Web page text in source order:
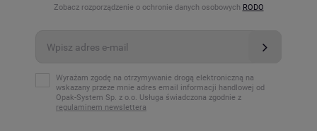
Zobacz rozporządzenie o ochronie danych osobowych RODO
Wyrażam zgodę na otrzymywanie drogą elektroniczną na
wskazany przeze mnie adres email informacji handlowej od
Opak-System Sp. z o.o. Usługa świadczona zgodnie z
regulaminem newslettera